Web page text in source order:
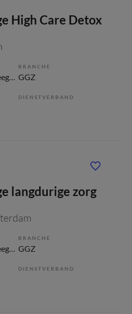
High Care Detox
Overige beroepen verpleegkunde
BRANCHE
GGZ
DIENSTVERBAND
langdurige zorg
Overige beroepen verpleegkunde
BRANCHE
GGZ
DIENSTVERBAND